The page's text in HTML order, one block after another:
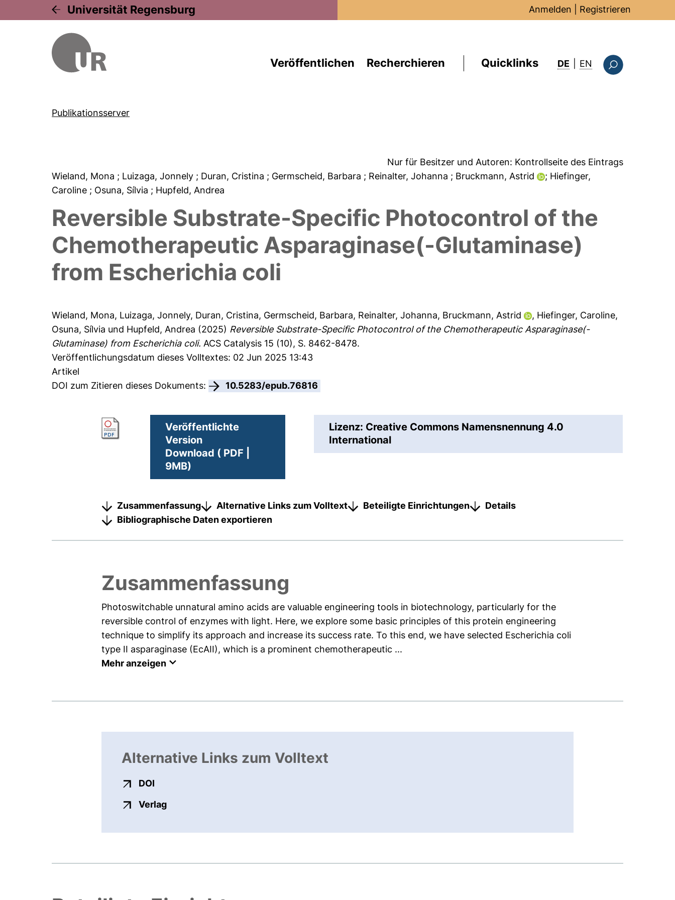
Universität Regensburg Anmelden Registrieren
Veröffentlichen Recherchieren Quicklinks DE EN : this page in
Publikationsserver
Nur für Besitzer und Autoren: Kontrollseite des Eintrags
Wieland, Mona ; Luizaga, Jonnely ; Duran, Cristina ; Germscheid, Barbara ; Reinalter, Johanna ; Bruckmann, Astrid
; Hiefinger,
Caroline ; Osuna, Sílvia ; Hupfeld, Andrea
Reversible Substrate-Specific Photocontrol of the
Chemotherapeutic Asparaginase(-Glutaminase)
from Escherichia coli
Wieland, Mona, Luizaga, Jonnely, Duran, Cristina, Germscheid, Barbara, Reinalter, Johanna, Bruckmann, Astrid , Hiefinger, Caroline,
Osuna, Sílvia und Hupfeld, Andrea (2025) Reversible Substrate-Specific Photocontrol of the Chemotherapeutic Asparaginase(-
Glutaminase) from Escherichia coli. ACS Catalysis 15 (10), S. 8462-8478.
Veröffentlichungsdatum dieses Volltextes: 02 Jun 2025 13:43
Artikel
DOI zum Zitieren dieses Dokuments:
10.5283/epub.76816
Veröffentlichte
Version
Download ( PDF |
9MB)
Lizenz: Creative Commons Namensnennung 4.0
International
Zusammenfassung Alternative Links zum Volltext Beteiligte Einrichtungen
Details
Bibliographische Daten exportieren
Zusammenfassung
Photoswitchable unnatural amino acids are valuable engineering tools in biotechnology, particularly for the
reversible control of enzymes with light. Here, we explore some basic principles of this protein engineering
technique to simplify its approach and increase its success rate. To this end, we have selected Escherichia coli
type II asparaginase (EcAII), which is a prominent chemotherapeutic ...
Mehr anzeigen
Alternative Links zum Volltext
DOI
Verlagexterner Link, öffnet neues Fenster